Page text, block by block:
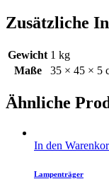
Zusätzliche
Gewicht 1 kg
Maße
35 × 45 × 5
Ähnliche
In den
Lampenträger